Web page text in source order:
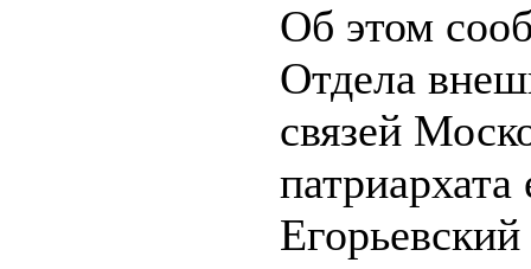
Об этом
Отдела
связей
патриархата